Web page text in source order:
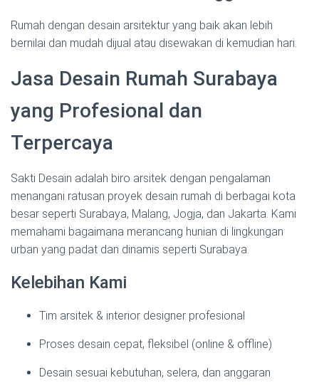
Rumah dengan desain arsitektur yang baik akan lebih
bernilai dan mudah dijual atau disewakan di kemudian hari.
Jasa Desain Rumah Surabaya
yang Profesional dan
Terpercaya
Sakti Desain adalah biro arsitek dengan pengalaman
menangani ratusan proyek desain rumah di berbagai kota
besar seperti Surabaya, Malang, Jogja, dan Jakarta. Kami
memahami bagaimana merancang hunian di lingkungan
urban yang padat dan dinamis seperti Surabaya.
Kelebihan Kami
Tim arsitek & interior designer profesional
Proses desain cepat, fleksibel (online & offline)
Desain sesuai kebutuhan, selera, dan anggaran